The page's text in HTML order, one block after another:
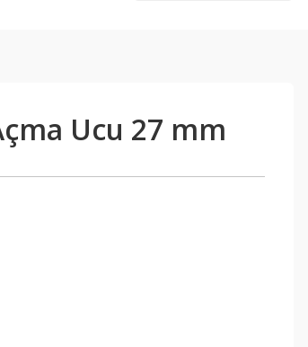
Ucu 27 mm